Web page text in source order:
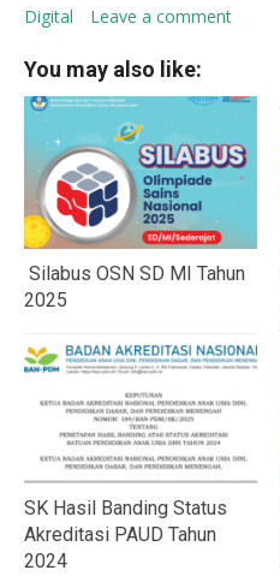
Digital
Leave a comment
You may also like:
Silabus OSN SD MI Tahun
2025
SK Hasil Banding Status
Akreditasi PAUD Tahun
2024